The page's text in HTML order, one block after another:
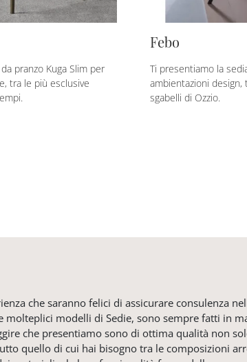
pranzo Kuga Slim per
tra le più esclusive
Febo
Ti presentiamo la
ambientazioni design,
sgabelli di Ozzio.
che saranno felici di assicurare consulenza
modelli di Sedie, sono sempre fatti in
che presentiamo sono di ottima qualità non
quello di cui hai bisogno tra le composizioni